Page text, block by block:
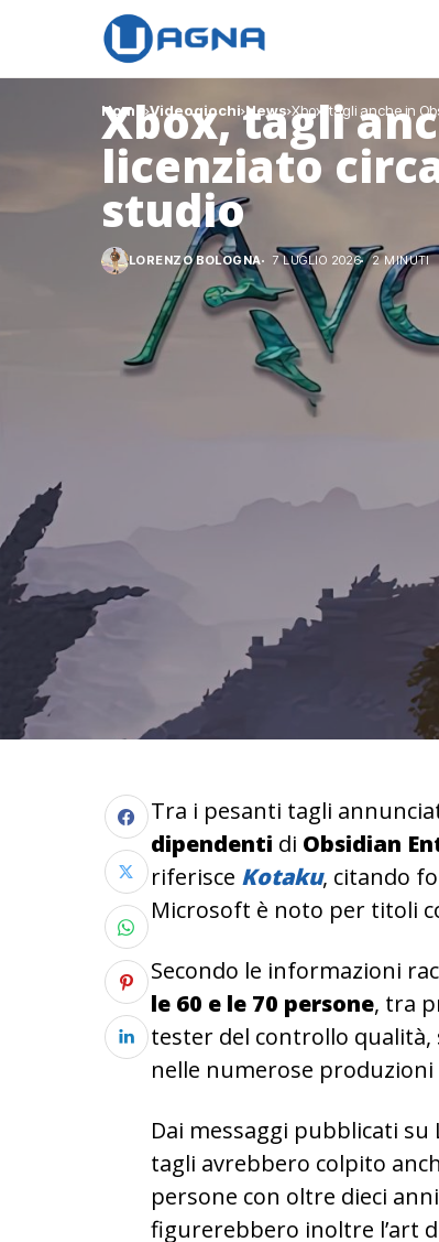
Home Videogiochi News Xbox, tagli anche in
Xbox, tagli
licenziato
studio
LORENZO BOLOGNA 7 LUGLIO 2026 2 MINUTI
Tra i pesanti tagli
dipendenti di Obsidian
riferisce Kotaku, citando
Microsoft è noto per titoli
Secondo le informazioni
le 60 e le 70 persone, tra
tester del controllo
nelle numerose
Dai messaggi pubblicati
tagli avrebbero colpito
persone con oltre dieci
figurerebbero inoltre l’art